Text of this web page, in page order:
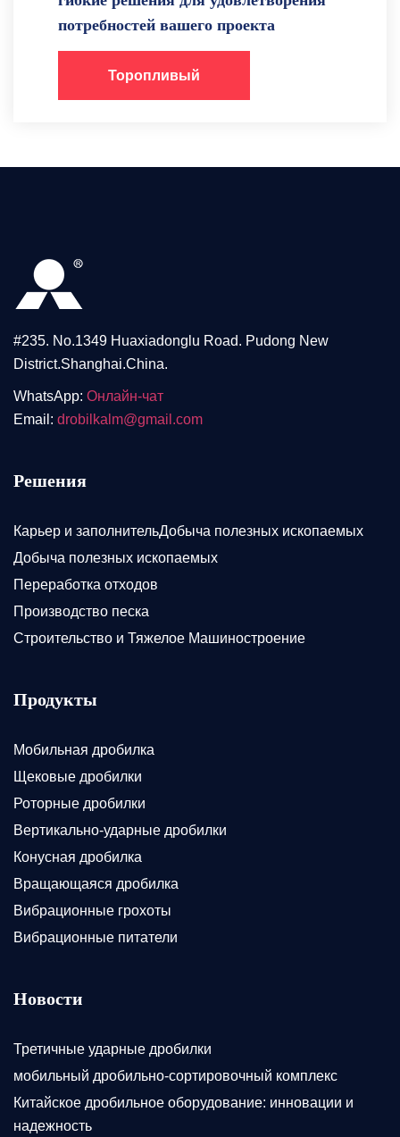
потребностей вашего проекта
Торопливый
#235. No.1349 Huaxiadonglu Road. Pudong New
District.Shanghai.China.
WhatsApp: Онлайн-чат
Email: drobilkalm@gmail.com
Решения
Карьер и заполнительДобыча полезных ископаемых
Добыча полезных ископаемых
Переработка отходов
Производство песка
Строительство и Тяжелое Машиностроение
Продукты
Мобильная дробилка
Щековые дробилки
Роторные дробилки
Вертикально-ударные дробилки
Конусная дробилка
Вращающаяся дробилка
Вибрационные грохоты
Вибрационные питатели
Новости
Третичные ударные дробилки
мобильный дробильно-сортировочный комплекс
Китайское дробильное оборудование: инновации и
надежность